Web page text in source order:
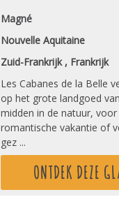
Magné
Nouvelle Aquitaine
Zuid-Frankrijk , Frankrijk
Les Cabanes de la Belle
op het grote landgoed
midden in de natuur, voor
romantische vakantie of
gez ...
ONTDEK DEZE